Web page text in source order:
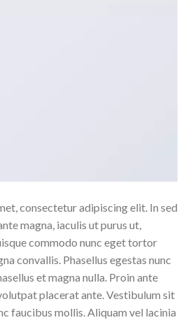
consectetur adipiscing elit. In sed
magna, iaculis ut purus ut,
commodo nunc eget tortor
convallis. Phasellus egestas nunc
et magna nulla. Proin ante
placerat ante. Vestibulum sit
faucibus mollis. Aliquam vel lacinia